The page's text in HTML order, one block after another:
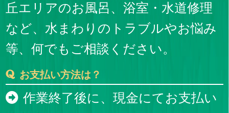
丘エリアのお風呂、浴室・水道修理
など、水まわりのトラブルやお悩み
等、何でもご相談ください。
お支払い方法は？
作業終了後に、現金にてお支払い